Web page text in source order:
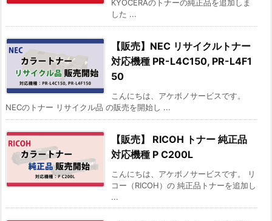
KYOCERAのトナーの純正品を追加しま
した ...
【販売】NEC リサイクルトナー
対応機種 PR-L4C150, PR-L4F1
50
こんにちは、アケボノサービスです。
NECのトナー リサイクル品 の販売を開始し ...
【販売】 RICOH トナー 純正品
対応機種 P C200L
こんにちは、アケボノサービスです。 リ
コー（RICOH）の 純正品トナーを追加し
...